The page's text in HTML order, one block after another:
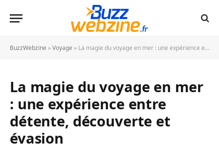
BuzzWebzine »Voyage » La magie du voyage en mer : une expérience entre détente, découverte et évasion
La magie du voyage en mer
: une expérience entre
détente, découverte et
évasion